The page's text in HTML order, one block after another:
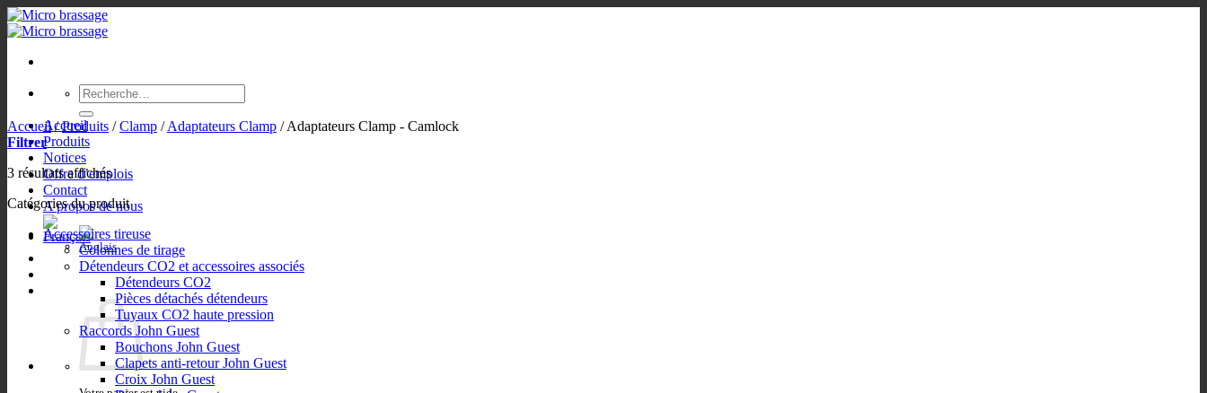
Passer
au
Recherche
pour :
Accueil
Produits
Notices
Offre d’emplois
Contact
A propos de nous
Accueil / Produits / Clamp / Adaptateurs Clamp /Adaptateurs Clamp - Camlock
Filtrer
3 résultats affichés
Catégories du produit
Accessoires tireuse
Colonnes de tirage
Détendeurs CO2 et accessoires associés
Détendeurs CO2
Pièces détachés détendeurs
Tuyaux CO2 haute pression
Raccords John Guest
Bouchons John Guest
Clapets anti-retour John Guest
Croix John Guest